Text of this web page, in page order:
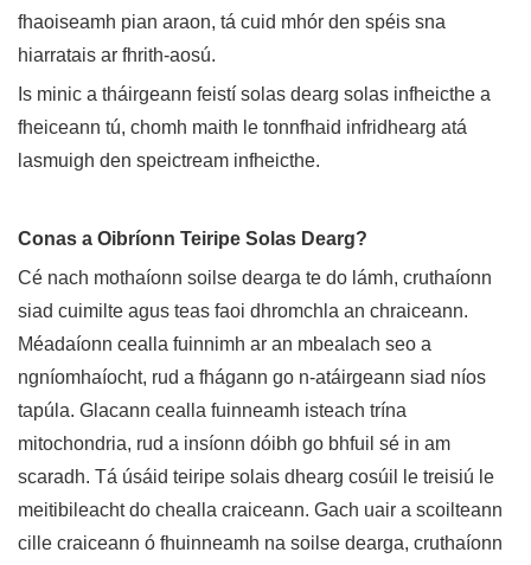
fhaoiseamh pian araon, tá cuid mhór den spéis sna
hiarratais ar fhrith-aosú.
Is minic a tháirgeann feistí solas dearg solas infheicthe a
fheiceann tú, chomh maith le tonnfhaid infridhearg atá
lasmuigh den speictream infheicthe.
Conas a Oibríonn Teiripe Solas Dearg?
Cé nach mothaíonn soilse dearga te do lámh, cruthaíonn
siad cuimilte agus teas faoi dhromchla an chraiceann.
Méadaíonn cealla fuinnimh ar an mbealach seo a
ngníomhaíocht, rud a fhágann go n-atáirgeann siad níos
tapúla. Glacann cealla fuinneamh isteach trína
mitochondria, rud a insíonn dóibh go bhfuil sé in am
scaradh. Tá úsáid teiripe solais dhearg cosúil le treisiú le
meitibileacht do chealla craiceann. Gach uair a scoilteann
cille craiceann ó fhuinneamh na soilse dearga, cruthaíonn